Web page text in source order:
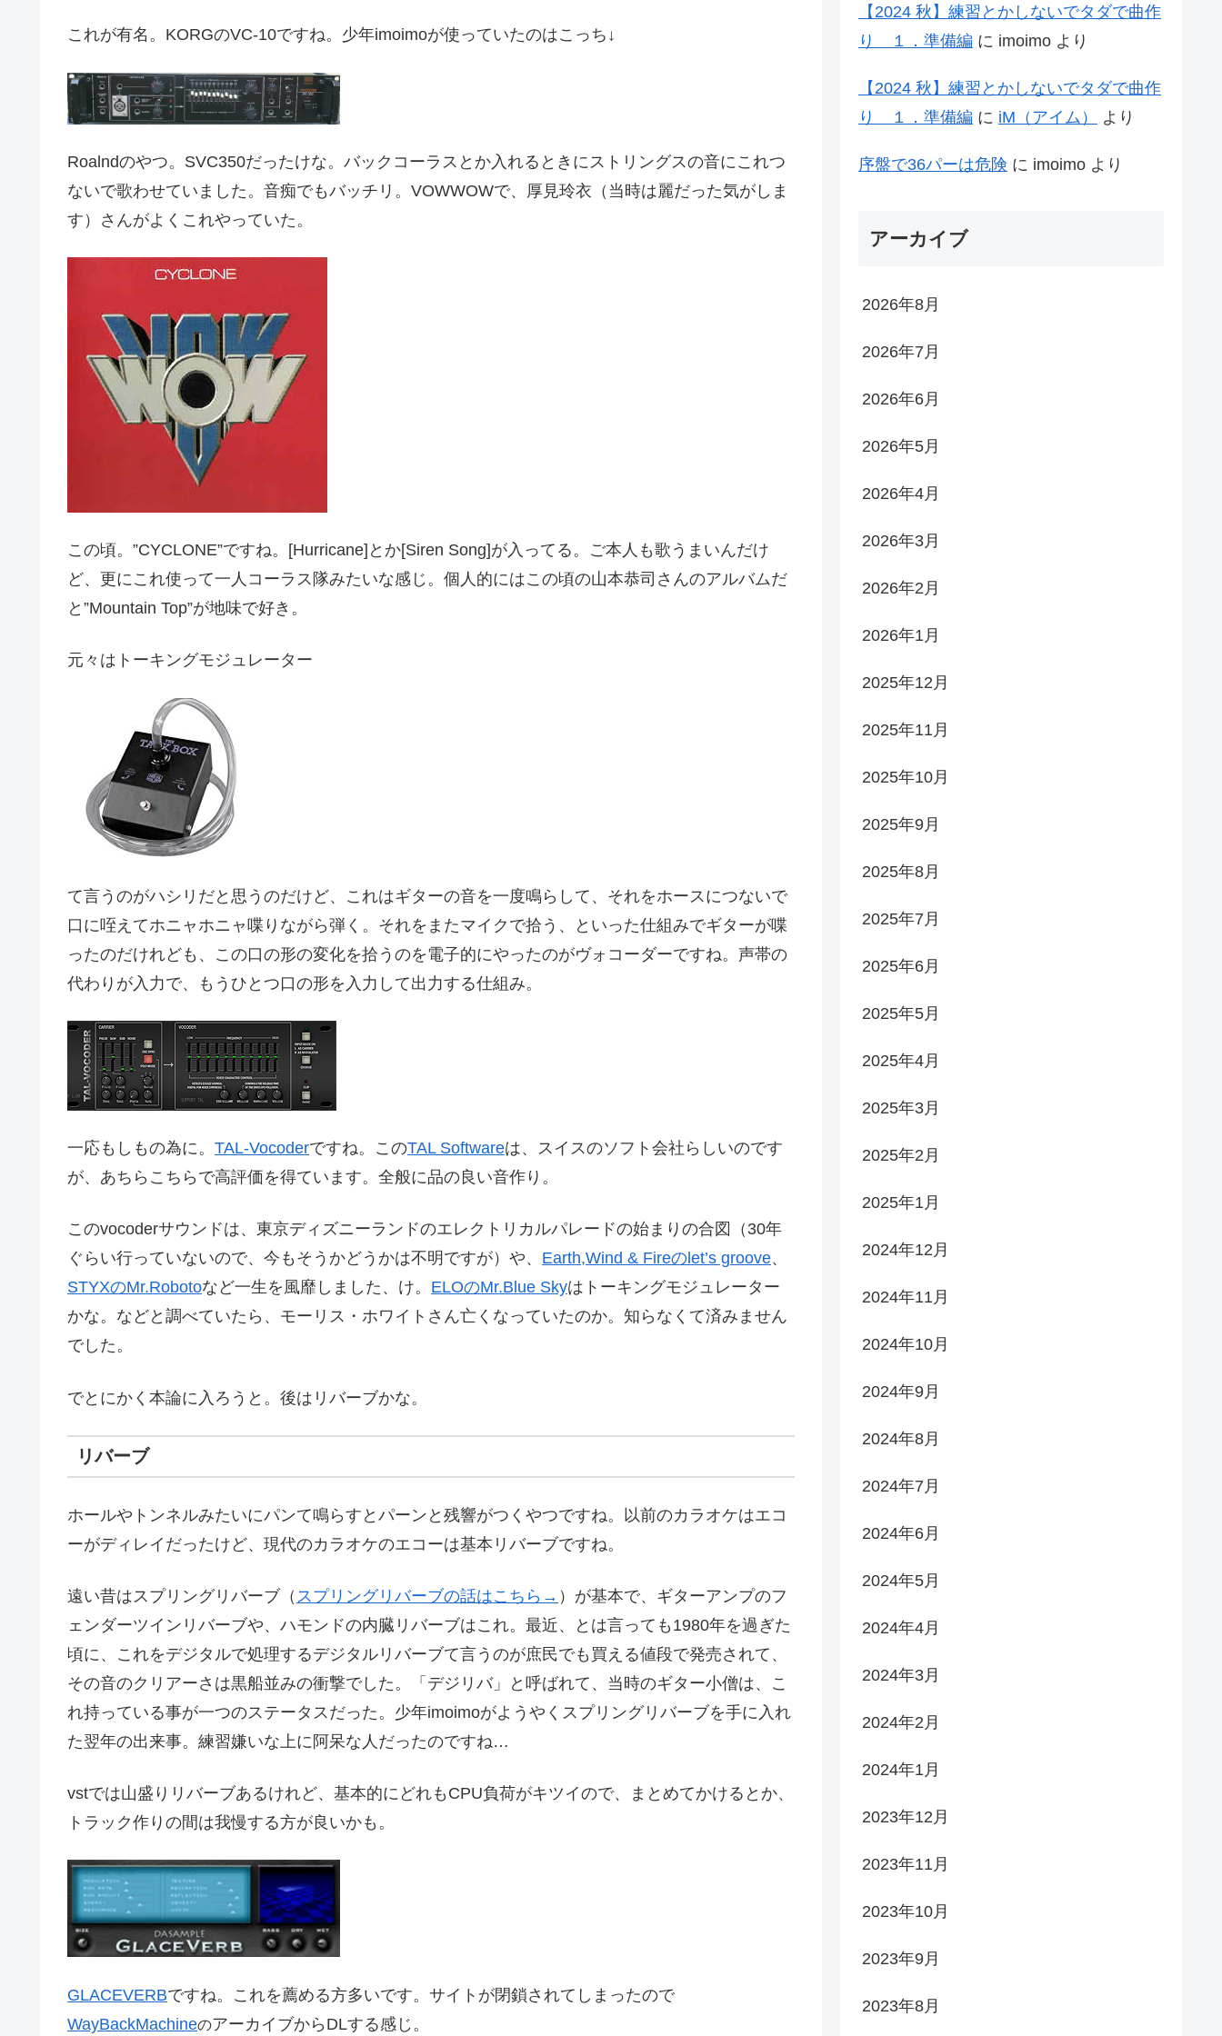
これが有名。KORGのVC-10ですね。少年imoimoが使っていたのはこっち↓
Roalndのやつ。SVC350だったけな。バックコーラスとか入れるときにストリングスの音にこれつ
ないで歌わせていました。音痴でもバッチリ。VOWWOWで、厚見玲衣（当時は麗だった気がしま
す）さんがよくこれやっていた。
この頃。”CYCLONE”ですね。[Hurricane]とか[Siren Song]が入ってる。ご本人も歌うまいんだけ
ど、更にこれ使って一人コーラス隊みたいな感じ。個人的にはこの頃の山本恭司さんのアルバムだ
と”Mountain Top”が地味で好き。
元々はトーキングモジュレーター
て言うのがハシリだと思うのだけど、これはギターの音を一度鳴らして、それをホースにつないで
口に咥えてホニャホニャ喋りながら弾く。それをまたマイクで拾う、といった仕組みでギターが喋
ったのだけれども、この口の形の変化を拾うのを電子的にやったのがヴォコーダーですね。声帯の
代わりが入力で、もうひとつ口の形を入力して出力する仕組み。
一応もしもの為に。 TAL-Vocoderですね。このTAL Softwareは、スイスのソフト会社らしいのです
が、あちらこちらで高評価を得ています。全般に品の良い音作り。
このvocoderサウンドは、東京ディズニーランドのエレクトリカルパレードの始まりの合図（30年
ぐらい行っていないので、今もそうかどうかは不明ですが）や、 Earth,Wind & Fireのlet’s groove、
STYXのMr.Robotoなど一生を風靡しました、け。 ELOのMr.Blue Skyはトーキングモジュレーター
かな。などと調べていたら、モーリス・ホワイトさん亡くなっていたのか。知らなくて済みません
でした。
でとにかく本論に入ろうと。後はリバーブかな。
リバーブ
ホールやトンネルみたいにパンて鳴らすとパーンと残響がつくやつですね。以前のカラオケはエコ
ーがディレイだったけど、現代のカラオケのエコーは基本リバーブですね。
遠い昔はスプリングリバーブ（ スプリングリバーブの話はこちら→ ）が基本で、ギターアンプのフ
ェンダーツインリバーブや、ハモンドの内臓リバーブはこれ。最近、とは言っても1980年を過ぎた
頃に、これをデジタルで処理するデジタルリバーブて言うのが庶民でも買える値段で発売されて、
その音のクリアーさは黒船並みの衝撃でした。「デジリバ」と呼ばれて、当時のギター小僧は、こ
れ持っている事が一つのステータスだった。少年imoimoがようやくスプリングリバーブを手に入れ
た翌年の出来事。練習嫌いな上に阿呆な人だったのですね…
vstでは山盛りリバーブあるけれど、基本的にどれもCPU負荷がキツイので、まとめてかけるとか、
トラック作りの間は我慢する方が良いかも。
GLACEVERBですね。これを薦める方多いです。サイトが閉鎖されてしまったので
WayBackMachineのアーカイブからDLする感じ。
【2024 秋】練習とかしないでタダで曲作
り １．準備編 に imoimo より
【2024 秋】練習とかしないでタダで曲作
り １．準備編 に iM（アイム） より
序盤で36パーは危険 に imoimo より
アーカイブ
2026年8月
2026年7月
2026年6月
2026年5月
2026年4月
2026年3月
2026年2月
2026年1月
2025年12月
2025年11月
2025年10月
2025年9月
2025年8月
2025年7月
2025年6月
2025年5月
2025年4月
2025年3月
2025年2月
2025年1月
2024年12月
2024年11月
2024年10月
2024年9月
2024年8月
2024年7月
2024年6月
2024年5月
2024年4月
2024年3月
2024年2月
2024年1月
2023年12月
2023年11月
2023年10月
2023年9月
2023年8月